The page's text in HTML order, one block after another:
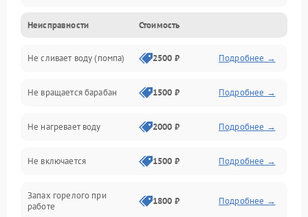
Электропитание
Водоснабжение
Слив
Программное обеспечение
Неисправности Стоимость
Не сливает воду (помпа) 2500 ₽ Подробнее →
Не вращается барабан 1500 ₽ Подробнее →
Не нагревает воду 2000 ₽ Подробнее →
Не включается 1500 ₽ Подробнее →
Запах горелого при
работе
1800 ₽ Подробнее →